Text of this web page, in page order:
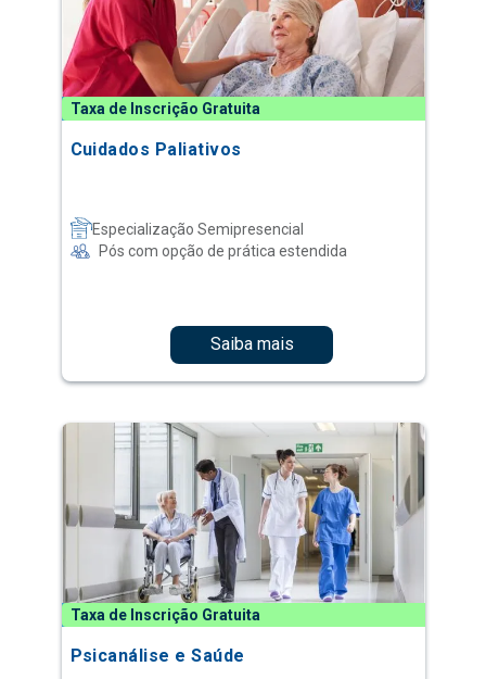
Taxa de Inscrição Gratuita
Cuidados Paliativos
Especialização Semipresencial
Pós com opção de prática estendida
Saiba mais
Taxa de Inscrição Gratuita
Psicanálise e Saúde